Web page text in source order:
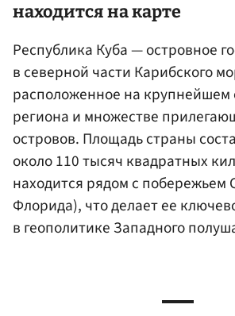
находится на карте
Республика Куба — островное
в северной части Карибского
расположенное на крупнейшем
региона и множестве
островов. Площадь страны
около 110 тысяч квадратных
находится рядом с
Флорида), что делает ее
в геополитике Западного